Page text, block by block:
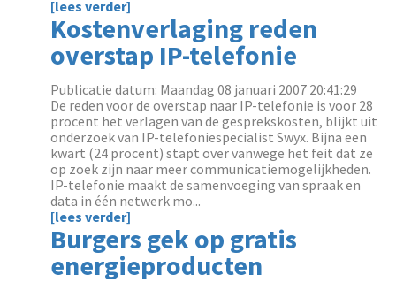
[lees verder]
Kostenverlaging reden
overstap IP-telefonie
Publicatie datum: Maandag 08 januari 2007 20:41:29
De reden voor de overstap naar IP-telefonie is voor 28
procent het verlagen van de gesprekskosten, blijkt uit
onderzoek van IP-telefoniespecialist Swyx. Bijna een
kwart (24 procent) stapt over vanwege het feit dat ze
op zoek zijn naar meer communicatiemogelijkheden.
IP-telefonie maakt de samenvoeging van spraak en
data in één netwerk mo...
[lees verder]
Burgers gek op gratis
energieproducten